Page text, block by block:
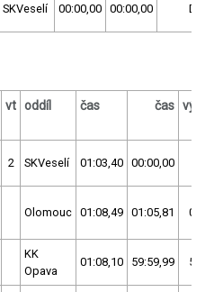
SKVeselí 00:00,00 00:00,00
vt oddíl čas čas
2 SKVeselí 01:03,40 00:00,00
Olomouc 01:08,49 01:05,81
KK
Opava
01:08,10 59:59,99